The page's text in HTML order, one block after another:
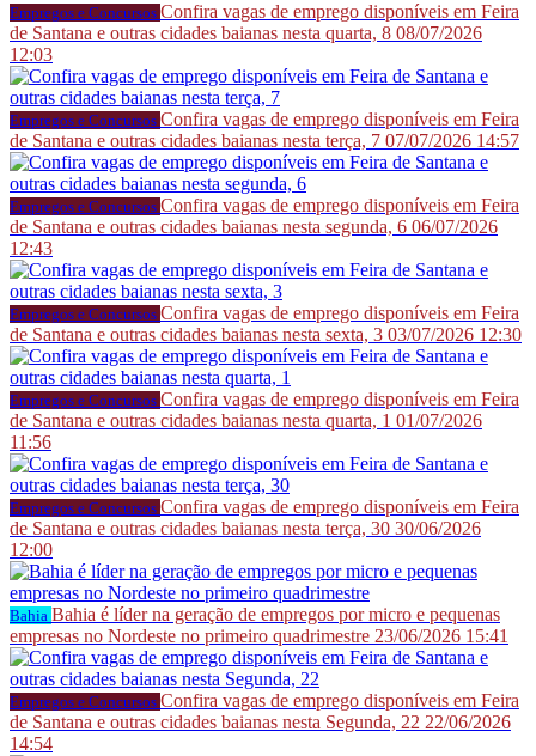
Empregos e Concursos Confira vagas de emprego disponíveis em Feira
de Santana e outras cidades baianas nesta quarta, 8 08/07/2026
12:03
Empregos e Concursos Confira vagas de emprego disponíveis em Feira
de Santana e outras cidades baianas nesta terça, 7 07/07/2026 14:57
Empregos e Concursos Confira vagas de emprego disponíveis em Feira
de Santana e outras cidades baianas nesta segunda, 6 06/07/2026
12:43
Empregos e Concursos Confira vagas de emprego disponíveis em Feira
de Santana e outras cidades baianas nesta sexta, 3 03/07/2026 12:30
Empregos e Concursos Confira vagas de emprego disponíveis em Feira
de Santana e outras cidades baianas nesta quarta, 1 01/07/2026
11:56
Empregos e Concursos Confira vagas de emprego disponíveis em Feira
de Santana e outras cidades baianas nesta terça, 30 30/06/2026
12:00
Bahia Bahia é líder na geração de empregos por micro e pequenas
empresas no Nordeste no primeiro quadrimestre 23/06/2026 15:41
Empregos e Concursos Confira vagas de emprego disponíveis em Feira
de Santana e outras cidades baianas nesta Segunda, 22 22/06/2026
14:54